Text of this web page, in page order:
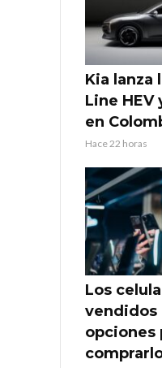
Kia lanza
Line HEV
en
Hace 22 horas
Los
vendidos
opciones